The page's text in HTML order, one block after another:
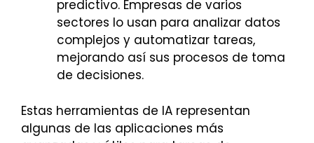
predictivo. Empresas de varios
sectores lo usan para analizar datos
complejos y automatizar tareas,
mejorando así sus procesos de toma
de decisiones.
Estas herramientas de IA representan
algunas de las aplicaciones más